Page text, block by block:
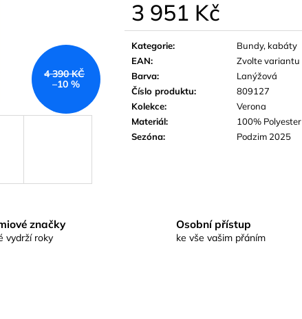
3 951 Kč
Měrná
cena:
Kategorie:
Bundy, kabáty
EAN:
Zvolte variantu
Barva:
Lanýžová
Číslo produktu:
809127
Kolekce:
Verona
Materiál:
100% Polyester
Sezóna: Podzim 2025
4 390 KČ
–10 %
značky
vydrží roky
Osobní přístup
ke vše vašim přáním